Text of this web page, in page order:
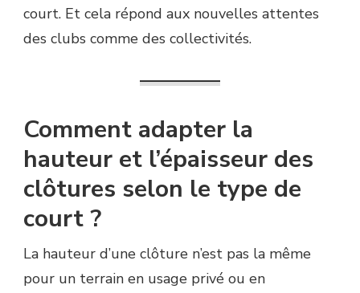
court. Et cela répond aux nouvelles attentes
des clubs comme des collectivités.
Comment adapter la
hauteur et l’épaisseur des
clôtures selon le type de
court ?
La hauteur d’une clôture n’est pas la même
pour un terrain en usage privé ou en